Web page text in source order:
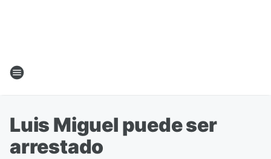
Luis Miguel puede ser
arrestado